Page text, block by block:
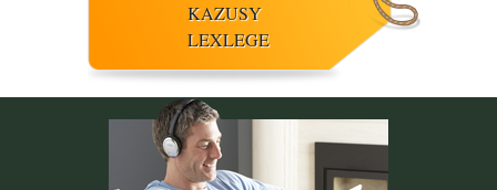
KAZUSY
LEXLEGE